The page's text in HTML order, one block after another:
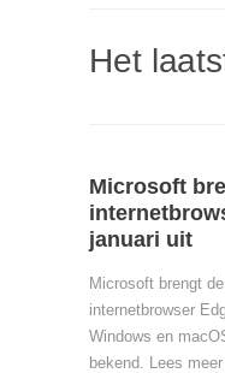
Het
Microsoft
januari uit
Microsoft brengt
internetbrowser
Windows en
bekend. Lees